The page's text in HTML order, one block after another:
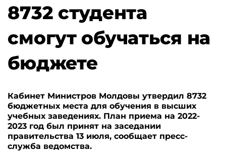
8732 студента
смогут обучаться на
бюджете
Кабинет Министров Молдовы утвердил 8732
бюджетных места для обучения в высших
учебных заведениях. План приема на 2022-
2023 год был принят на заседании
правительства 13 июля, сообщает пресс-
служба ведомства.